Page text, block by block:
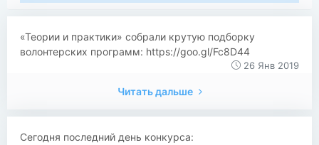
«Теории и практики» собрали крутую подборку
волонтерских программ: https://goo.gl/Fc8D44
26 Янв 2019
Читать дальше
Сегодня последний день конкурса: